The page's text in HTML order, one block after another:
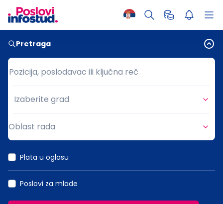
Pretraga
Pozicija, poslodavac ili ključna reč
Pozicija, poslodavac ili ključna reč
Grad
Izaberite grad
Oblast rada
Plata u oglasu
Poslovi za mlade